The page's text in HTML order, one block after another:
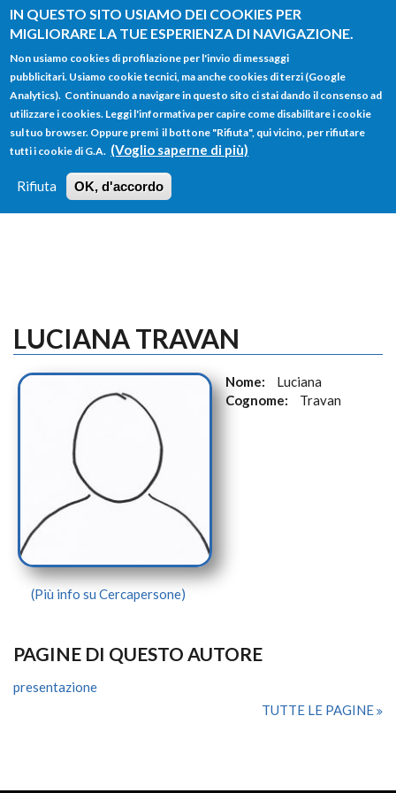
IN QUESTO SITO USIAMO DEI COOKIES PER
MIGLIORARE LA TUE ESPERIENZA DI NAVIGAZIONE.
Non usiamo cookies di profilazione per l'invio di messaggi
pubblicitari. Usiamo cookie tecnici, ma anche cookies di terzi (Google
Analytics). Continuando a navigare in questo sito ci stai dando il consenso ad
utilizzare i cookies. Leggi l'informativa per capire come disabilitare i cookie
sul tuo browser. Oppure premi il bottone "Rifiuta", qui vicino, per rifiutare
tutti i cookie di G.A. (Voglio saperne di più)
Rifiuta OK, d'accordo
Salta al contenuto principale
FORM
DI
RICERCA
Main menu
HOME TUTTI I PROFILI
LOGIN
LUCIANA TRAVAN
Nome:
Luciana
Cognome:
Travan
(Più info su Cercapersone)
PAGINE DI QUESTO AUTORE
presentazione
TUTTE LE PAGINE